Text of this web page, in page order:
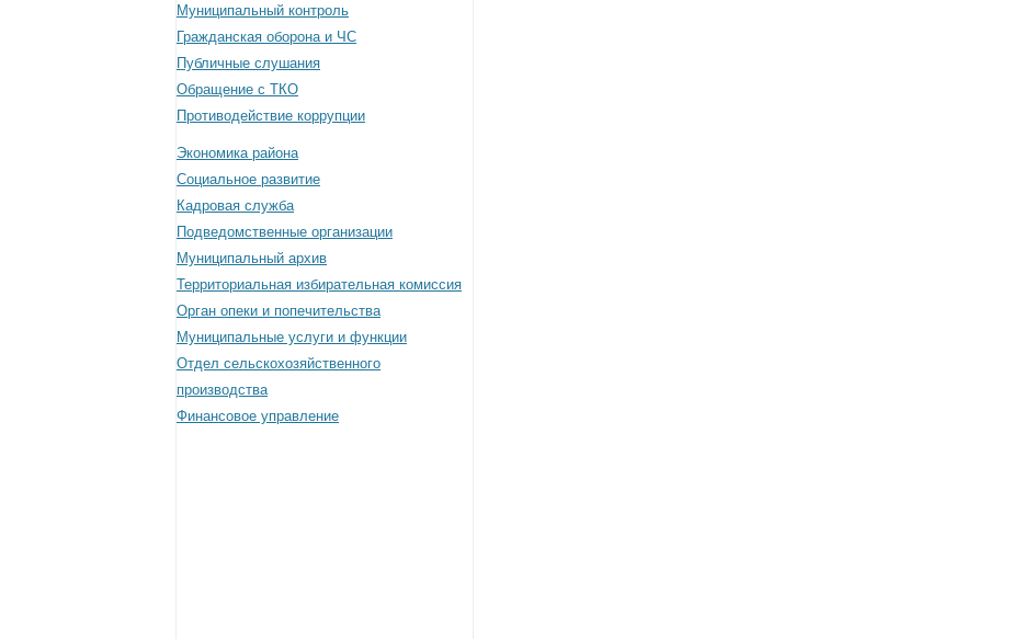
Муниципальный контроль
Гражданская оборона и ЧС
Публичные слушания
Обращение с ТКО
Противодействие коррупции
Экономика района
Социальное развитие
Кадровая служба
Подведомственные организации
Муниципальный архив
Территориальная избирательная комиссия
Орган опеки и попечительства
Муниципальные услуги и функции
Отдел сельскохозяйственного
производства
Финансовое управление